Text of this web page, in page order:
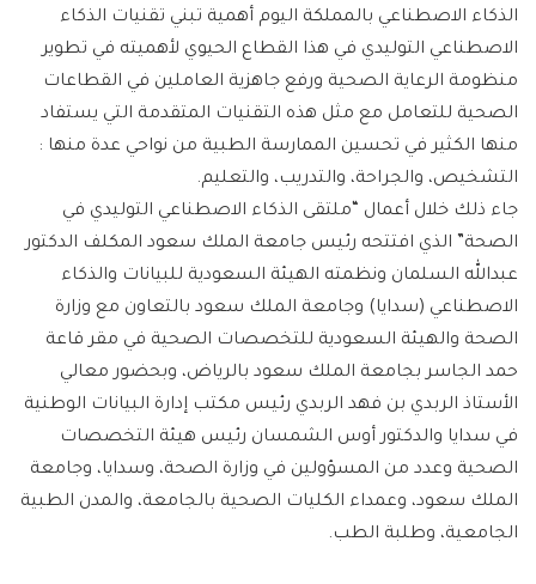
الذكاء الاصطناعي بالمملكة اليوم أهمية تبني تقنيات الذكاء
الاصطناعي التوليدي في هذا القطاع الحيوي لأهميته في تطوير
منظومة الرعاية الصحية ورفع جاهزية العاملين في القطاعات
الصحية للتعامل مع مثل هذه التقنيات المتقدمة التي يستفاد
منها الكثير في تحسين الممارسة الطبية من نواحي عدة منها :
التشخيص، والجراحة، والتدريب، والتعليم.
جاء ذلك خلال أعمال “ملتقى الذكاء الاصطناعي التوليدي في
الصحة” الذي افتتحه رئيس جامعة الملك سعود المكلف الدكتور
عبدالله السلمان ونظمته الهيئة السعودية للبيانات والذكاء
الاصطناعي (سدايا) وجامعة الملك سعود بالتعاون مع وزارة
الصحة والهيئة السعودية للتخصصات الصحية في مقر قاعة
حمد الجاسر بجامعة الملك سعود بالرياض، وبحضور معالي
الأستاذ الربدي بن فهد الربدي رئيس مكتب إدارة البيانات الوطنية
في سدايا والدكتور أوس الشمسان رئيس هيئة التخصصات
الصحية وعدد من المسؤولين في وزارة الصحة، وسدايا، وجامعة
الملك سعود، وعمداء الكليات الصحية بالجامعة، والمدن الطبية
الجامعية، وطلبة الطب.